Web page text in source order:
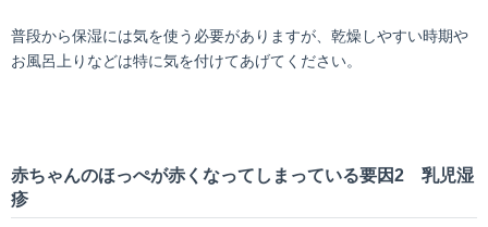
普段から保湿には気を使う必要がありますが、乾燥しやすい時期や
お風呂上りなどは特に気を付けてあげてください。
赤ちゃんのほっぺが赤くなってしまっている要因2 乳児湿
疹